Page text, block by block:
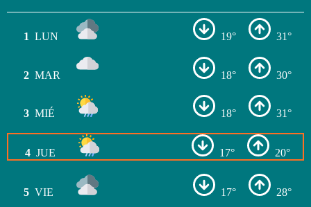
1 LUN 19° 31°
2 MAR 18° 30°
3 MIÉ 18° 31°
4 JUE 17° 20°
5 VIE 17° 28°